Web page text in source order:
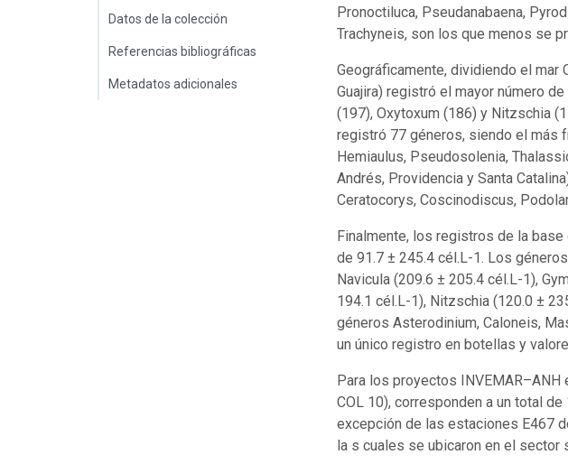
Datos de la colección
Referencias bibliográficas
Metadatos adicionales
Pronoctiluca, Pseudanabaena,
Trachyneis, son los que menos se
Geográficamente, dividiendo el
Guajira) registró el mayor número
(197), Oxytoxum (186) y Nitzschia
registró 77 géneros, siendo el más
Hemiaulus, Pseudosolenia,
Andrés, Providencia y Santa
Ceratocorys, Coscinodiscus,
Finalmente, los registros de la
de 91.7 ± 245.4 cél.L-1. Los
Navicula (209.6 ± 205.4 cél.L-1),
194.1 cél.L-1), Nitzschia (120.0 ±
géneros Asterodinium, Caloneis,
un único registro en botellas y
Para los proyectos INVEMAR–ANH
COL 10), corresponden a un total
excepción de las estaciones E467
la s cuales se ubicaron en el sector